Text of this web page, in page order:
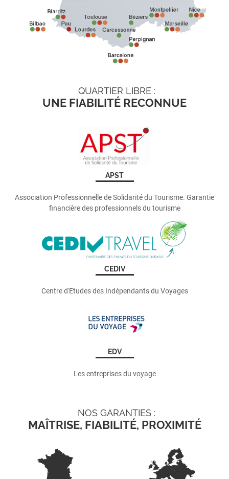
QUARTIER LIBRE :
UNE FIABILITÉ RECONNUE
APST
Association Professionnelle de Solidarité du Tourisme. Garantie
financière des professionnels du tourisme
CEDIV
Centre d'Etudes des Indépendants du Voyages
EDV
Les entreprises du voyage
NOS GARANTIES :
MAÎTRISE, FIABILITÉ, PROXIMITÉ